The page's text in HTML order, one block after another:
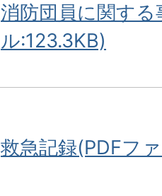
消防団員に関す
ル:123.3KB)
救急記録(PDFフ